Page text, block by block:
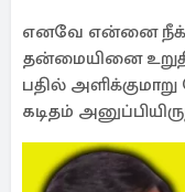
எனவே என்னை
தன்மையினை
பதில்
கடிதம்